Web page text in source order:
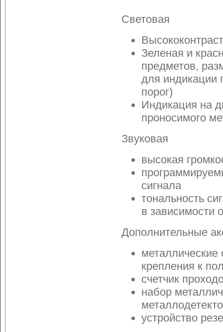
Световая
Зеленая и
предметов,
для индикации
порог)
Индикация на
проносимого
Звуковая
высокая
сигнала
тональность
в зависимости
Дополнительные
металлические
крепления к
счетчик
набор
устройство